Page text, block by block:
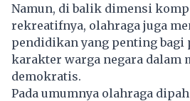
Namun, di balik dimensi
rekreatifnya, olahraga juga
pendidikan yang penting bagi
karakter warga negara dalam
demokratis.
Pada umumnya olahraga